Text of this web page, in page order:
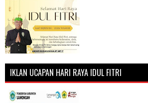
IKLAN UCAPAN HARI RAYA IDUL FITRI